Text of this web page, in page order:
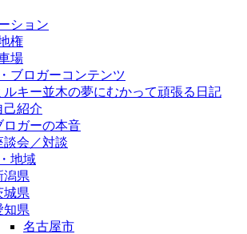
ション
権
場
ブロガーコンテンツ
ルキー並木の夢にむかって頑張る日記
己紹介
ロガーの本音
談会／対談
地域
潟県
城県
知県
名古屋市